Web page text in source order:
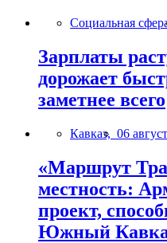
Социальная
Зарплаты
дорожает
заметнее всего
Кавказ, 06
«Маршрут
местность:
проект,
Южный